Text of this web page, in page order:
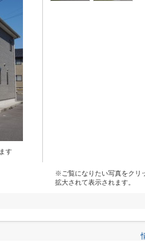
す
※ご覧になりたい写真をクリ
拡大されて表示されます。